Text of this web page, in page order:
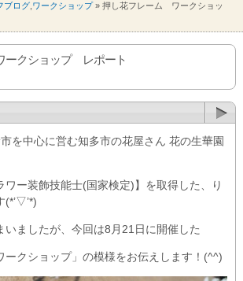
ブログ ワークショップ» 押し花フレーム ワークショッ
クショップ レポート
を中心に営む知多市の花屋さん 花の生華園
ワー装飾技能士(国家検定)】を取得した、り
(*’▽’*)
いましたが、今回は8月21日に開催した
ークショップ」の模様をお伝えします！(^^)